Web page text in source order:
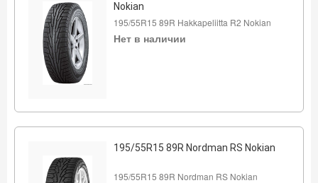
Nokian
195/55R15 89R Hakkapeliitta R2 Nokian
Нет в наличии
195/55R15 89R Nordman RS Nokian
195/55R15 89R Nordman RS Nokian